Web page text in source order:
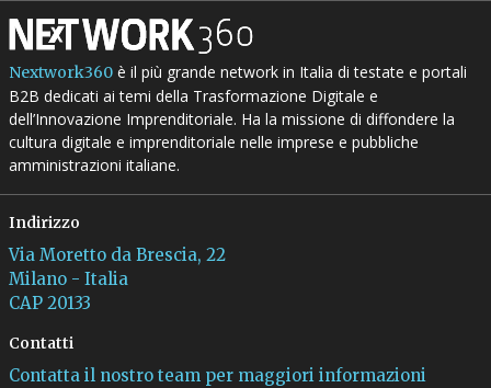
Nextwork360è il più grande network in Italia di testate e portali
B2B dedicati ai temi della Trasformazione Digitale e
dell’Innovazione Imprenditoriale. Ha la missione di diffondere la
cultura digitale e imprenditoriale nelle imprese e pubbliche
amministrazioni italiane.
Indirizzo
Via Moretto da Brescia, 22
Milano - Italia
CAP 20133
Contatti
Contatta il nostro team per maggiori informazioni